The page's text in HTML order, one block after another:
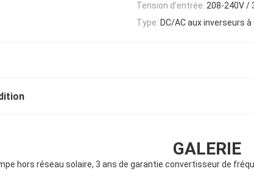
Tension d'entrée: 208-240V /
Type: DC/AC aux inverseurs à
GALERIE
hors réseau solaire, 3 ans de garantie convertisseur de